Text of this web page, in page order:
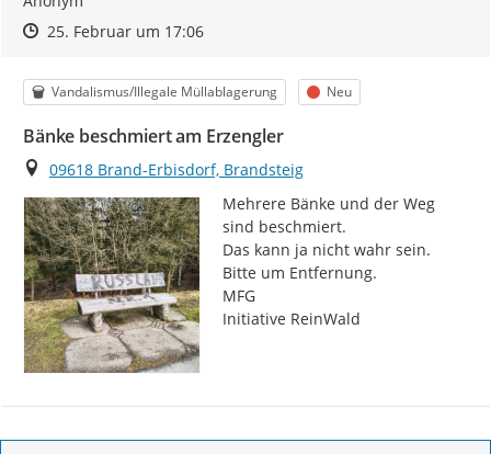
Zeitpunkt des Erstellens
Zeitpunkt des Erstellens
25. Februar um 17:06Zur Äußerung
Kategorie
Vandalismus/Illegale Müllablagerung Status
Neu
Bänke beschmiert am Erzengler
Ort
09618 Brand-Erbisdorf, Brandsteig
Mehrere Bänke und der Weg
sind beschmiert.
Das kann ja nicht wahr sein.
Bitte um Entfernung.
MFG
Initiative ReinWald